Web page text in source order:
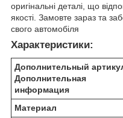
оригінальні деталі, що
якості. Замовте зараз та
свого автомобіля
Характеристики:
Дополнительный
Дополнительная
информация
Материал